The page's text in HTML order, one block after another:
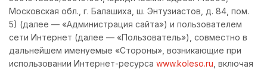
Московская обл., г. Балашиха, ш. Энтузиастов, д. 84, пом.
5) (далее — «Администрация сайта») и пользователем
сети Интернет (далее — «Пользователь»), совместно в
дальнейшем именуемые «Стороны», возникающие при
использовании Интернет-ресурса www.koleso.ru , включая